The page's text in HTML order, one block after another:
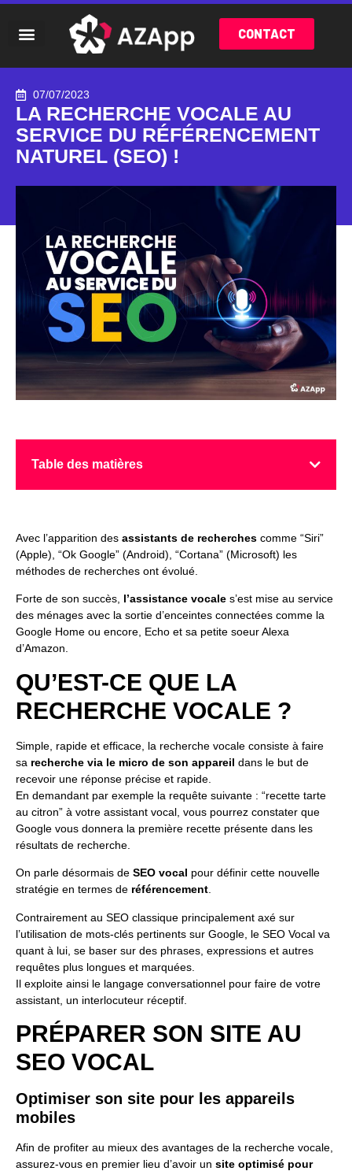
CONTACT
07/07/2023
LA RECHERCHE VOCALE AU
SERVICE DU RÉFÉRENCEMENT
NATUREL (SEO) !
Table des matières
Avec l’apparition des assistants de recherches comme “Siri”
(Apple), “Ok Google” (Android), “Cortana” (Microsoft) les
méthodes de recherches ont évolué.
Forte de son succès, l’assistance vocale s’est mise au service
des ménages avec la sortie d’enceintes connectées comme la
Google Home ou encore, Echo et sa petite soeur Alexa
d’Amazon.
QU’EST-CE QUE LA
RECHERCHE VOCALE ?
Simple, rapide et efficace, la recherche vocale consiste à faire
sa recherche via le micro de son appareil dans le but de
recevoir une réponse précise et rapide.
En demandant par exemple la requête suivante : “recette tarte
au citron” à votre assistant vocal, vous pourrez constater que
Google vous donnera la première recette présente dans les
résultats de recherche.
On parle désormais de SEO vocal pour définir cette nouvelle
stratégie en termes de référencement
Contrairement au SEO classique principalement axé sur
l’utilisation de mots-clés pertinents sur Google, le SEO Vocal va
quant à lui, se baser sur des phrases, expressions et autres
requêtes plus longues et marquées.
Il exploite ainsi le langage conversationnel pour faire de votre
assistant, un interlocuteur réceptif.
PRÉPARER SON SITE AU
SEO VOCAL
Optimiser son site pour les appareils
mobiles
Afin de profiter au mieux des avantages de la recherche vocale,
assurez-vous en premier lieu d’avoir un site optimisé pour